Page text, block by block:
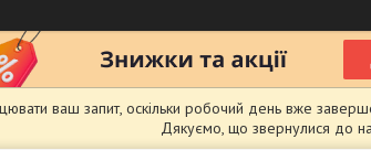
ваш запит, оскільки робочий день вже
Дякуємо, що звернулися до